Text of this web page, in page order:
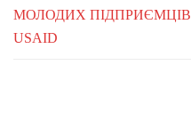
МОЛОДИХ ПІДПРИЄМЦІВ
USAID